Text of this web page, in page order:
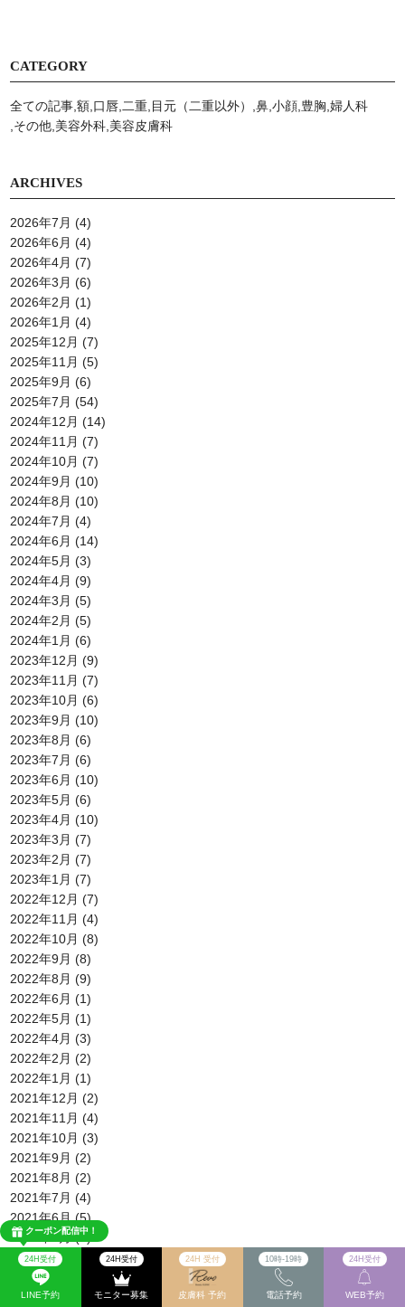
24H受付
LINE予約
クーポン配信中！
24H受付
モニター募集
24H 受付
皮膚科 予約
10時-19時
電話予約
24H受付
WEB予約
CATEGORY
全ての記事 額 口唇 二重 目元（二重以外） 鼻 小顔 豊胸 婦人科
その他 美容外科 美容⽪膚科
ARCHIVES
2026年7月 (4)
2026年6月 (4)
2026年4月 (7)
2026年3月 (6)
2026年2月 (1)
2026年1月 (4)
2025年12月 (7)
2025年11月 (5)
2025年9月 (6)
2025年7月 (54)
2024年12月 (14)
2024年11月 (7)
2024年10月 (7)
2024年9月 (10)
2024年8月 (10)
2024年7月 (4)
2024年6月 (14)
2024年5月 (3)
2024年4月 (9)
2024年3月 (5)
2024年2月 (5)
2024年1月 (6)
2023年12月 (9)
2023年11月 (7)
2023年10月 (6)
2023年9月 (10)
2023年8月 (6)
2023年7月 (6)
2023年6月 (10)
2023年5月 (6)
2023年4月 (10)
2023年3月 (7)
2023年2月 (7)
2023年1月 (7)
2022年12月 (7)
2022年11月 (4)
2022年10月 (8)
2022年9月 (8)
2022年8月 (9)
2022年6月 (1)
2022年5月 (1)
2022年4月 (3)
2022年2月 (2)
2022年1月 (1)
2021年12月 (2)
2021年11月 (4)
2021年10月 (3)
2021年9月 (2)
2021年8月 (2)
2021年7月 (4)
2021年6月(5)
2021年5月(4)
2021年4月
2021年3月
2021年2月